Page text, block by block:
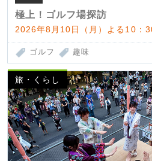
極上！ゴルフ場探訪
2026年8月10日（月）よる10：
ゴルフ 趣味
旅・くらし